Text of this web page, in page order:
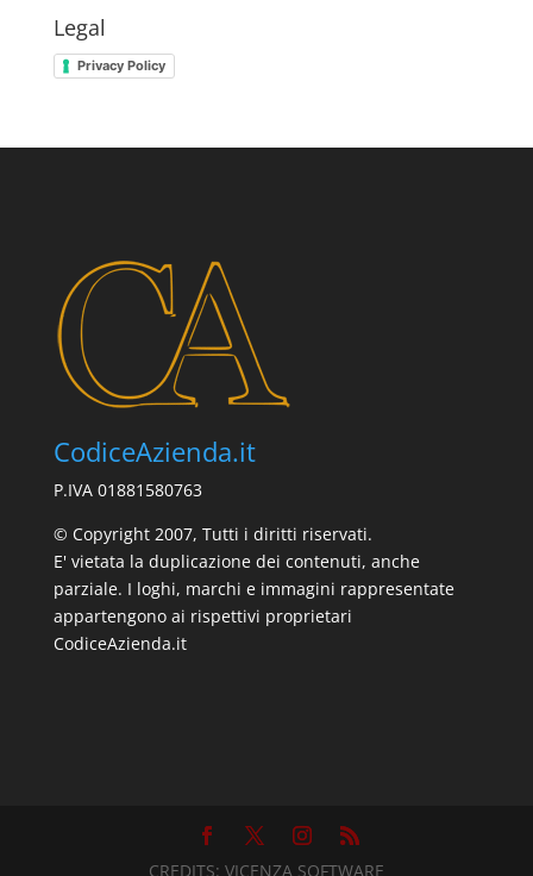
Legal
Privacy Policy
CodiceAzienda.it
P.IVA 01881580763
© Copyright 2007, Tutti i diritti riservati.
E' vietata la duplicazione dei contenuti, anche
parziale. I loghi, marchi e immagini rappresentate
appartengono ai rispettivi proprietari
CodiceAzienda.it
CREDITS: VICENZA SOFTWARE